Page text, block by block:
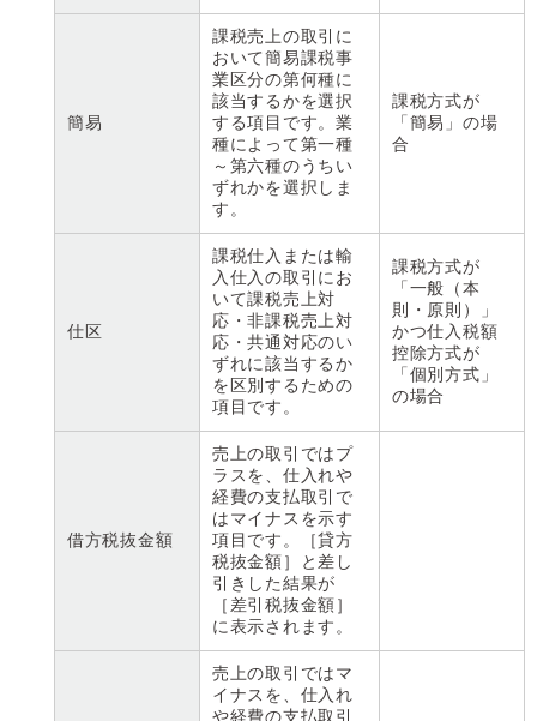
簡易
課税売上の取引に
おいて簡易課税事
業区分の第何種に
該当するかを選択
する項目です。業
種によって第一種
～第六種のうちい
ずれかを選択しま
す。
課税方式が
「簡易」の場
合
仕区
課税仕入または輸
入仕入の取引にお
いて課税売上対
応・非課税売上対
応・共通対応のい
ずれに該当するか
を区別するための
項目です。
課税方式が
「一般（本
則・原則）」
かつ仕入税額
控除方式が
「個別方式」
の場合
借方税抜金額
売上の取引ではプ
ラスを、仕入れや
経費の支払取引で
はマイナスを示す
項目です。［貸方
税抜金額］と差し
引きした結果が
［差引税抜金額］
に表示されます。
売上の取引ではマ
イナスを、仕入れ
や経費の支払取引